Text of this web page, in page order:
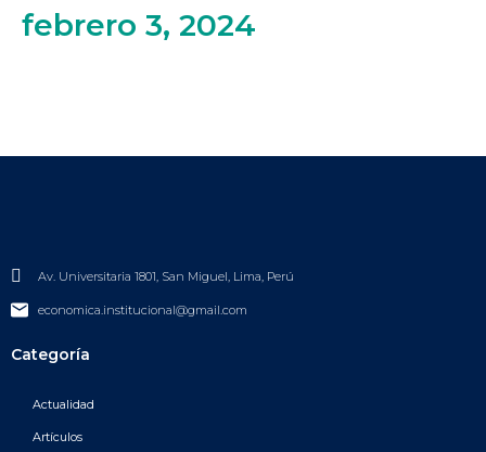
febrero 3, 2024
Av. Universitaria 1801, San Miguel, Lima, Perú
economica.institucional@gmail.com
Categoría
Actualidad
Artículos